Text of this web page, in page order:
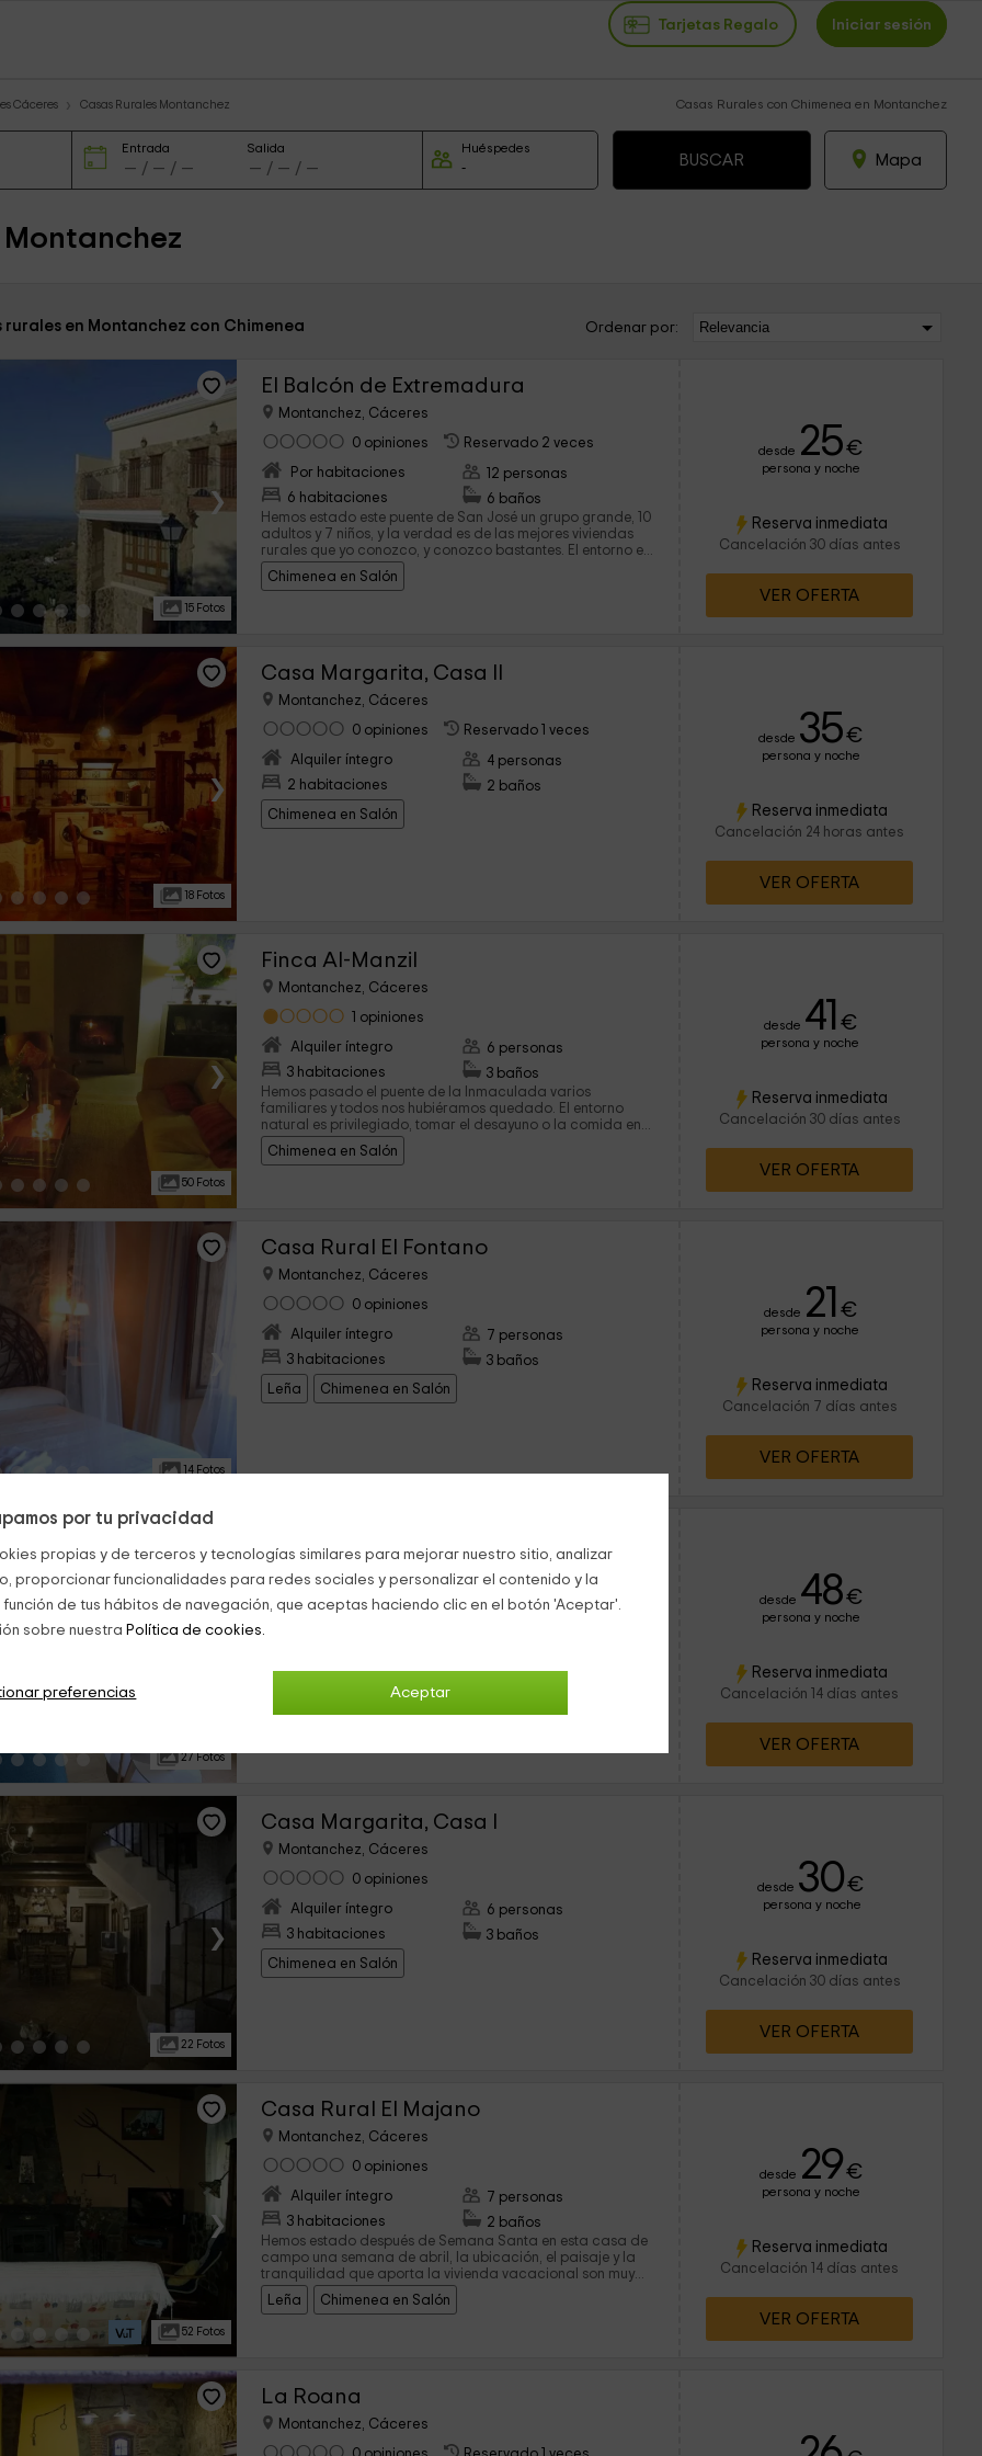
por tu privacidad
propias y de terceros y tecnologías similares para mejorar nuestro sitio, analizar
proporcionar funcionalidades para redes sociales y personalizar el contenido y la
de tus hábitos de navegación, que aceptas haciendo clic en el botón 'Aceptar'.
sobre nuestra Política de cookies.
Aceptar
preferencias
Tarjetas Regalo Iniciar sesión
Cáceres Casas Rurales Montanchez Casas Rurales con Chimenea en Montanchez
Entrada Salida Huéspedes
Mapa
Montanchez
rurales en Montanchez con Chimenea Ordenar por:
›
15 Fotos
El Balcón de Extremadura
Montanchez, Cáceres
0 opiniones
Reservado 2 veces
Por habitaciones
6 habitaciones
12 personas
6 baños
Hemos estado este puente de San José un grupo grande, 10
adultos y 7 niños, y la verdad es de las mejores viviendas
rurales que yo conozco, y conozco bastantes. El entorno es
estupendo, el bonito pueblo de Montanchez, los desayunos
más que correctos, abundantes y buenos, (los churros del
un fin de semana de marzo estupendo.
Chimenea en Salón
desde 25€
persona y noche
Reserva inmediata
Cancelación 30 días antes
VER OFERTA
›
18 Fotos
Casa Margarita, Casa II
Montanchez, Cáceres
0 opiniones
Reservado 1 veces
Alquiler íntegro
2 habitaciones
4 personas
2 baños
Chimenea en Salón
desde 35€
persona y noche
Reserva inmediata
Cancelación 24 horas antes
VER OFERTA
›
50 Fotos
Finca Al-Manzil
Montanchez, Cáceres
1 opiniones
Alquiler íntegro
3 habitaciones
6 personas
3 baños
Hemos pasado el puente de la Inmaculada varios
familiares y todos nos hubiéramos quedado. El entorno
natural es privilegiado, tomar el desayuno o la comida en
el porche escuchando los pájaros y escuchando el agua
del río ha sido nuestra parte favorita. Los propietarios
Chimenea en Salón
desde 41 €
persona y noche
Reserva inmediata
Cancelación 30 días antes
VER OFERTA
›
14 Fotos
Casa Rural El Fontano
Montanchez, Cáceres
0 opiniones
Alquiler íntegro
3 habitaciones
7 personas
3 baños
Leña Chimenea en Salón
desde 21 €
persona y noche
Reserva inmediata
Cancelación 7 días antes
VER OFERTA
›
27 Fotos
Montanchez, Cáceres
0 opiniones
desde 48€
persona y noche
Reserva inmediata
Cancelación 14 días antes
VER OFERTA
›
22 Fotos
Casa Margarita, Casa I
Montanchez, Cáceres
0 opiniones
Alquiler íntegro
3 habitaciones
6 personas
3 baños
Chimenea en Salón
desde 30€
persona y noche
Reserva inmediata
Cancelación 30 días antes
VER OFERTA
›
52 Fotos
Casa Rural El Majano
Montanchez, Cáceres
0 opiniones
Alquiler íntegro
3 habitaciones
7 personas
2 baños
Hemos estado después de Semana Santa en esta casa de
campo una semana de abril, la ubicación, el paisaje y la
tranquilidad que aporta la vivienda vacacional son muy
dificiles de igualar. Es ideal si buscas un entorno de
naturaleza con unas vistas envidiables al monte, castillo de
totalmente recomendables.
Leña Chimenea en Salón
desde 29€
persona y noche
Reserva inmediata
Cancelación 14 días antes
VER OFERTA
La Roana
Montanchez, Cáceres